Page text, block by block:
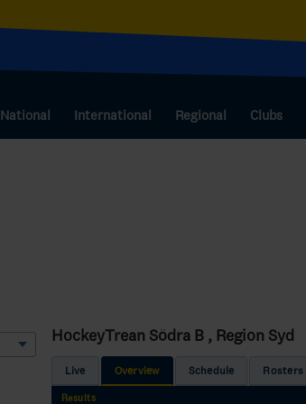
National International Regional Clubs
HockeyTrean Södra B , Region Syd
Live Overview Schedule Rosters
Results